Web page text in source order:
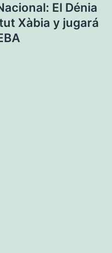
El Dénia
Xàbia y jugará